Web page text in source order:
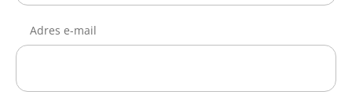
Adres e-mail